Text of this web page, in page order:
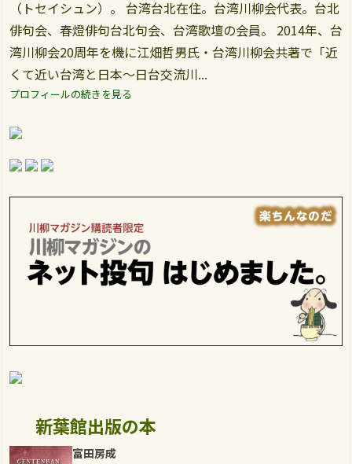
（トセイシュン）。 台湾台北在住。台湾川柳会代表。台北
俳句会、春燈俳句台北句会、台湾歌壇の会員。 2014年、台
湾川柳会20周年を機に江畑哲男氏・台湾川柳会共著で「近
くて近い台湾と日本～日台交流川...
プロフィールの続きを見る
新葉館出版の本
富田房成